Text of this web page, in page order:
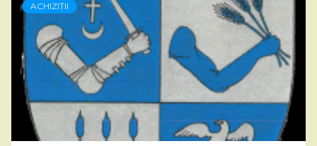
ACHIZIȚII